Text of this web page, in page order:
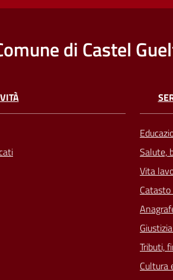
di Castel
Salute,
Vita
Tributi,
Cultura